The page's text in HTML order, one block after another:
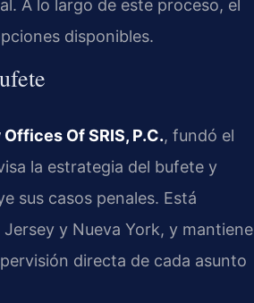
A lo largo de este proceso, el
disponibles.
Of SRIS, P.C., fundó el
la estrategia del bufete y
sus casos penales. Está
y Nueva York, y mantiene
directa de cada asunto